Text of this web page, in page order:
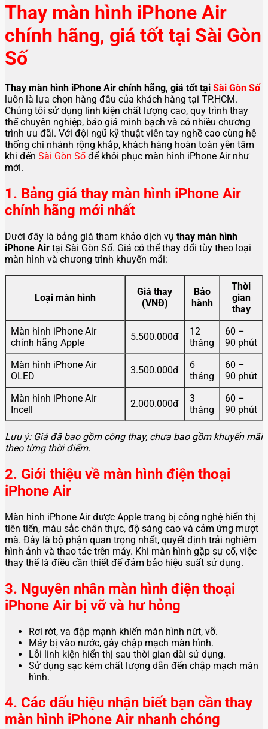
Thay màn hình iPhone Air
chính hãng, giá tốt tại Sài Gòn
Số
Thay màn hình iPhone Air chính hãng, giá tốt tại Sài Gòn Số
luôn là lựa chọn hàng đầu của khách hàng tại TP.HCM.
Chúng tôi sử dụng linh kiện chất lượng cao, quy trình thay
thế chuyên nghiệp, báo giá minh bạch và có nhiều chương
trình ưu đãi. Với đội ngũ kỹ thuật viên tay nghề cao cùng hệ
thống chi nhánh rộng khắp, khách hàng hoàn toàn yên tâm
khi đến Sài Gòn Sốđể khôi phục màn hình iPhone Air như
mới.
1. Bảng giá thay màn hình iPhone Air
chính hãng mới nhất
Dưới đây là bảng giá tham khảo dịch vụ thay màn hình
iPhone Air tại Sài Gòn Số. Giá có thể thay đổi tùy theo loại
màn hình và chương trình khuyến mãi:
Loại màn hình
Giá thay
(VNĐ)
Bảo
hành
Thời
gian
thay
Màn hình iPhone Air
chính hãng Apple
5.500.000đ
12
tháng
60 –
90 phút
Màn hình iPhone Air
OLED
3.500.000đ
6
tháng
60 –
90 phút
Màn hình iPhone Air
Incell
2.000.000đ
3
tháng
60 –
90 phút
Lưu ý: Giá đã bao gồm công thay, chưa bao gồm khuyến mãi
theo từng thời điểm.
2. Giới thiệu về màn hình điện thoại
iPhone Air
Màn hình iPhone Air được Apple trang bị công nghệ hiển thị
tiên tiến, màu sắc chân thực, độ sáng cao và cảm ứng mượt
mà. Đây là bộ phận quan trọng nhất, quyết định trải nghiệm
hình ảnh và thao tác trên máy. Khi màn hình gặp sự cố, việc
thay thế là điều cần thiết để đảm bảo hiệu suất sử dụng.
3. Nguyên nhân màn hình điện thoại
iPhone Air bị vỡ và hư hỏng
Rơi rớt, va đập mạnh khiến màn hình nứt, vỡ.
Máy bị vào nước, gây chập mạch màn hình.
Lỗi linh kiện hiển thị sau thời gian dài sử dụng.
Sử dụng sạc kém chất lượng dẫn đến chập mạch màn
hình.
4. Các dấu hiệu nhận biết bạn cần thay
màn hình iPhone Air nhanh chóng